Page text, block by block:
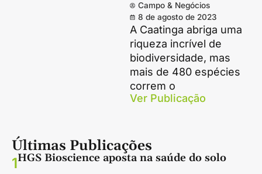
Campo & Negócios
8 de agosto de 2023
A Caatinga abriga uma
riqueza incrível de
biodiversidade, mas
mais de 480 espécies
correm o
Ver Publicação
Últimas Publicações
1HGS Bioscience aposta na saúde do solo